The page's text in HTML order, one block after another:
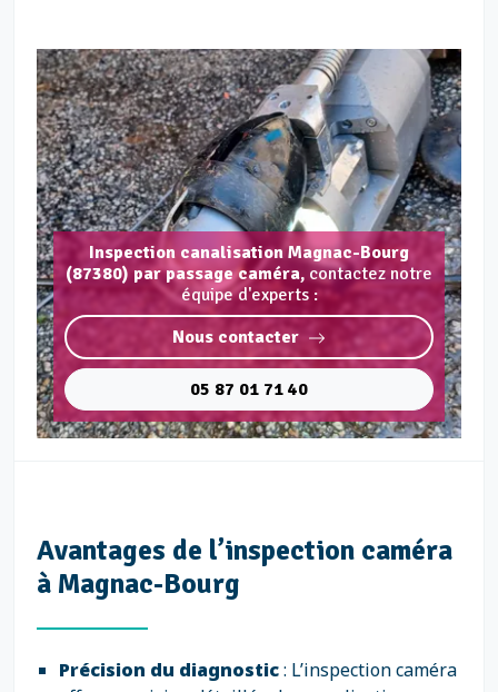
Inspection canalisation Magnac-Bourg
(87380) par passage caméra, contactez notre
équipe d'experts :
Nous contacter
05 87 01 71 40
Avantages de l’inspection caméra
à Magnac-Bourg
Précision du diagnostic: L’inspection caméra